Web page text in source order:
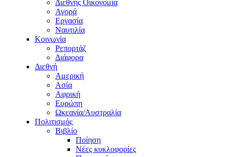
Διεθνής Οικονομία
Αγορά
Εργασία
Ναυτιλία
Κοινωνία
Ρεπορτάζ
Διάφορα
Διεθνή
Αμερική
Ασία
Αφρική
Ευρώπη
Ωκεανία/Αυστραλία
Πολιτισμός
Βιβλίο
Ποίηση
Νέες κυκλοφορίες